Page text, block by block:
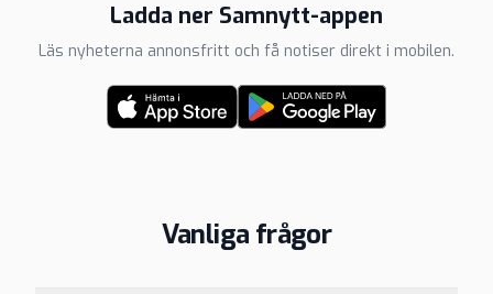
Ladda ner Samnytt-appen
Läs nyheterna annonsfritt och få notiser direkt i mobilen.
Vanliga frågor